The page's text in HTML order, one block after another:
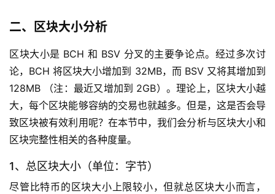
二、区块大小分析
区块大小是 BCH 和 BSV 分叉的主要争论点。经过多次讨
论，BCH 将区块大小增加到 32MB，而 BSV 又将其增加到
128MB （注：最近又增加到 2GB）。理论上，区块大小越
大，每个区块能够容纳的交易也就越多。但是，这是否会导
致区块被有效利用呢？在本节中，我们会分析与区块大小和
区块完整性相关的各种度量。
1、总区块大小（单位：字节）
尽管比特币的区块大小上限较小，但就总区块大小而言，